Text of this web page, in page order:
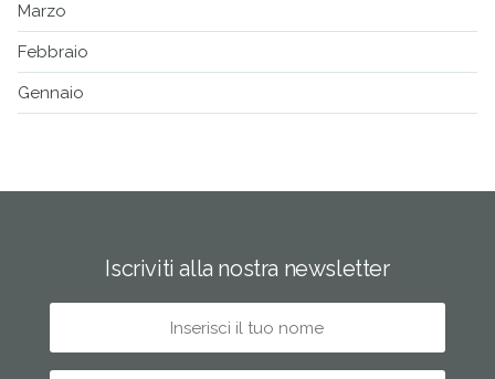
Marzo
Febbraio
Gennaio
Iscriviti alla nostra newsletter